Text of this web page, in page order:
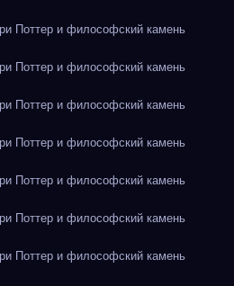
Поттер и философский камень
Поттер и философский камень
Поттер и философский камень
Поттер и философский камень
Поттер и философский камень
Поттер и философский камень
Поттер и философский камень